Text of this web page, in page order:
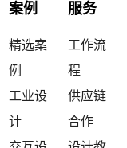
案例
精选案
例
工业设
计
服务
工作流
程
供应链
合作